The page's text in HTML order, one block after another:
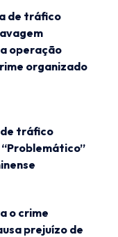
de tráfico
operação
organizado
de tráfico
o crime
prejuízo de